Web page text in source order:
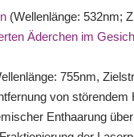
(Wellenlänge: 532nm;
Äderchen im
755nm,
von
Enthaarung